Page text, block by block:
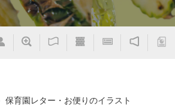
保育園レター・お便りのイラスト